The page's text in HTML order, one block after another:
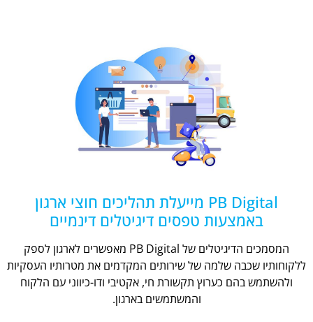
PB Digital מייעלת תהליכים חוצי ארגון
באמצעות טפסים דיגיטלים דינמיים
המסמכים הדיגיטלים של PB Digital מאפשרים לארגון לספק
ללקוחותיו שכבה שלמה של שירותים המקדמים את מטרותיו העסקיות
ולהשתמש בהם כערוץ תקשורת חי, אקטיבי ודו-כיווני עם הלקוח
והמשתמשים בארגון.